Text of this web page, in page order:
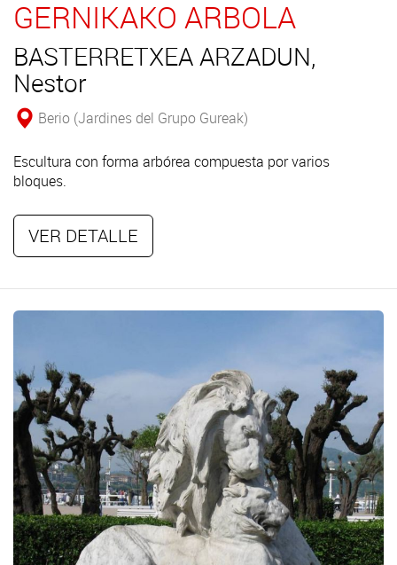
GERNIKAKO ARBOLA
BASTERRETXEA ARZADUN,
Nestor
Berio (Jardines del Grupo Gureak)
Escultura con forma arbórea compuesta por varios
bloques.
VER DETALLE